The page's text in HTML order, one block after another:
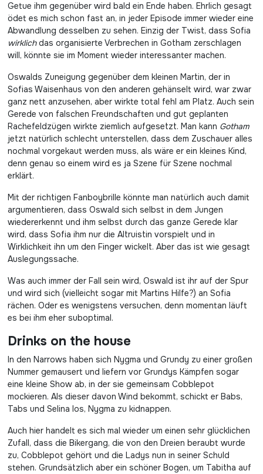
Getue ihm gegenüber wird bald ein Ende haben. Ehrlich gesagt
ödet es mich schon fast an, in jeder Episode immer wieder eine
Abwandlung desselben zu sehen. Einzig der Twist, dass Sofia
wirklichdas organisierte Verbrechen in Gotham zerschlagen
will, könnte sie im Moment wieder interessanter machen.
Oswalds Zuneigung gegenüber dem kleinen Martin, der in
Sofias Waisenhaus von den anderen gehänselt wird, war zwar
ganz nett anzusehen, aber wirkte total fehl am Platz. Auch sein
Gerede von falschen Freundschaften und gut geplanten
Rachefeldzügen wirkte ziemlich aufgesetzt. Man kann Gotham
jetzt natürlich schlecht unterstellen, dass dem Zuschauer alles
nochmal vorgekaut werden muss, als wäre er ein kleines Kind,
denn genau so einem wird es ja Szene für Szene nochmal
erklärt.
Mit der richtigen Fanboybrille könnte man natürlich auch damit
argumentieren, dass Oswald sich selbst in dem Jungen
wiedererkennt und ihm selbst durch das ganze Gerede klar
wird, dass Sofia ihm nur die Altruistin vorspielt und in
Wirklichkeit ihn um den Finger wickelt. Aber das ist wie gesagt
Auslegungssache.
Was auch immer der Fall sein wird, Oswald ist ihr auf der Spur
und wird sich (vielleicht sogar mit Martins Hilfe?) an Sofia
rächen. Oder es wenigstens versuchen, denn momentan läuft
es bei ihm eher suboptimal.
Drinks on the house
In den Narrows haben sich Nygma und Grundy zu einer großen
Nummer gemausert und liefern vor Grundys Kämpfen sogar
eine kleine Show ab, in der sie gemeinsam Cobblepot
mockieren. Als dieser davon Wind bekommt, schickt er Babs,
Tabs und Selina los, Nygma zu kidnappen.
Auch hier handelt es sich mal wieder um einen sehr glücklichen
Zufall, dass die Bikergang, die von den Dreien beraubt wurde
zu, Cobblepot gehört und die Ladys nun in seiner Schuld
stehen. Grundsätzlich aber ein schöner Bogen, um Tabitha auf